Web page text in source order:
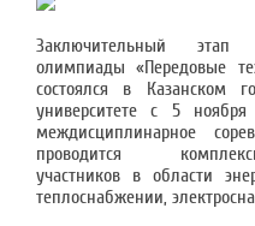
Заключительный этап
олимпиады «Передовые
состоялся в Казанском
университете с 5
междисциплинарное
проводится
участников в области
теплоснабжении,